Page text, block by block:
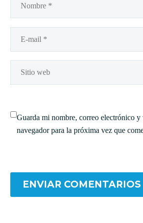
Guarda mi nombre, correo electrónico y
navegador para la próxima vez que
ENVIAR COMENTARIOS